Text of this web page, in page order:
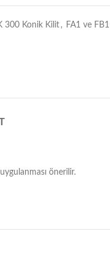
300 Konik Kilit , FA1 ve
önerilir.